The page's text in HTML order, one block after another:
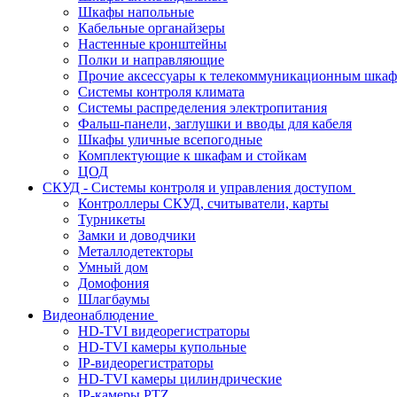
Шкафы напольные
Кабельные органайзеры
Настенные кронштейны
Полки и направляющие
Прочие аксессуары к телекоммуникационным
Системы контроля климата
Системы распределения электропитания
Фальш-панели, заглушки и вводы для кабеля
Шкафы уличные всепогодные
Комплектующие к шкафам и стойкам
ЦОД
СКУД - Системы контроля и управления доступом
Контроллеры СКУД, считыватели, карты
Турникеты
Замки и доводчики
Металлодетекторы
Умный дом
Домофония
Шлагбаумы
Видеонаблюдение
HD-TVI видеорегистраторы
HD-TVI камеры купольные
IP-видеорегистраторы
HD-TVI камеры цилиндрические